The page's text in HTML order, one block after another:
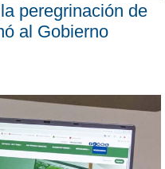
peregrinación de
al Gobierno